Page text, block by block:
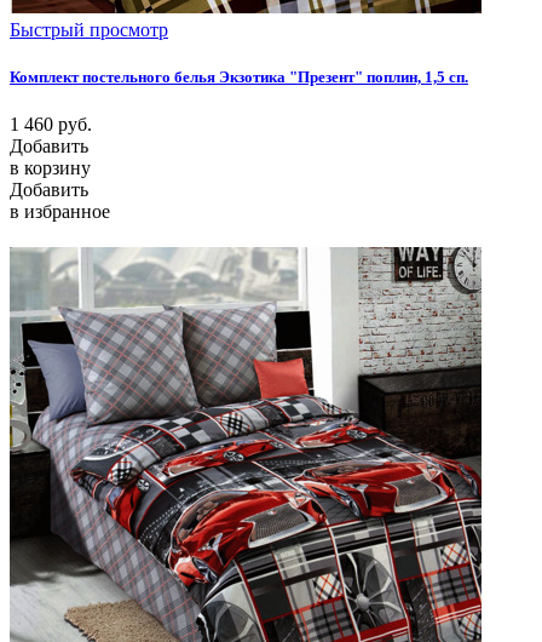
Быстрый просмотр
Комплект постельного белья Экзотика "Презент" поплин, 1,5 сп.
1 460 руб.
Добавить
в корзину
Добавить
в избранное